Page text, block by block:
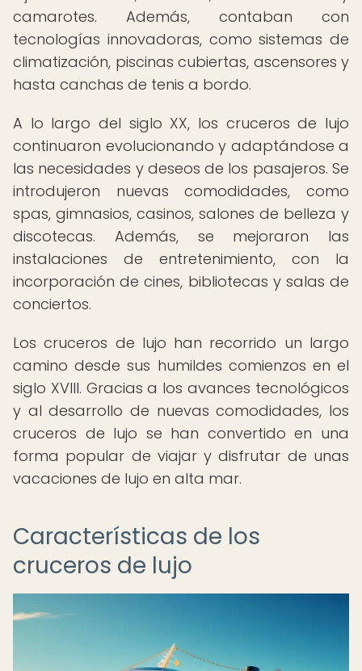
camarotes. Además, contaban con
tecnologías innovadoras, como sistemas de
climatización, piscinas cubiertas, ascensores y
hasta canchas de tenis a bordo.
A lo largo del siglo XX, los cruceros de lujo
continuaron evolucionando y adaptándose a
las necesidades y deseos de los pasajeros. Se
introdujeron nuevas comodidades, como
spas, gimnasios, casinos, salones de belleza y
discotecas. Además, se mejoraron las
instalaciones de entretenimiento, con la
incorporación de cines, bibliotecas y salas de
conciertos.
Los cruceros de lujo han recorrido un largo
camino desde sus humildes comienzos en el
siglo XVIII. Gracias a los avances tecnológicos
y al desarrollo de nuevas comodidades, los
cruceros de lujo se han convertido en una
forma popular de viajar y disfrutar de unas
vacaciones de lujo en alta mar.
Características de los
cruceros de lujo